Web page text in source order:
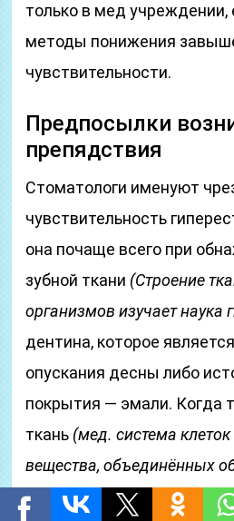
только в мед
методы понижения
чувствительности.
Предпосылки
препядствия
Стоматологи именуют
чувствительность
она почаще всего при
зубной ткани (Строение
организмов изучает наука
дентина, которое
опускания десны либо
покрытия — эмали. Когда
ткань (мед. система
вещества, объединённых
происхождением,